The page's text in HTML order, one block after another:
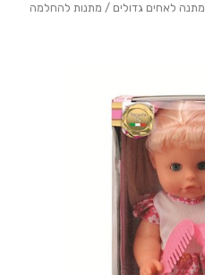
מתנה לאחים גדולים / מתנות להחלמה